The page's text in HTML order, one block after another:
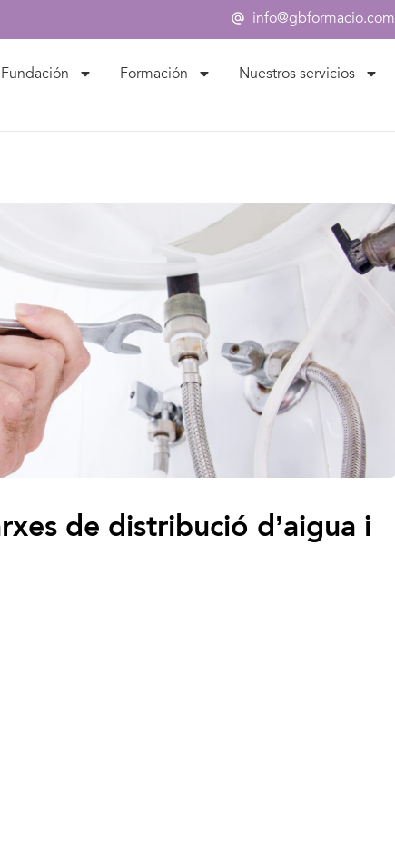
info@gbformacio.com
Formación Nuestros servicios
de distribució d’aigua i